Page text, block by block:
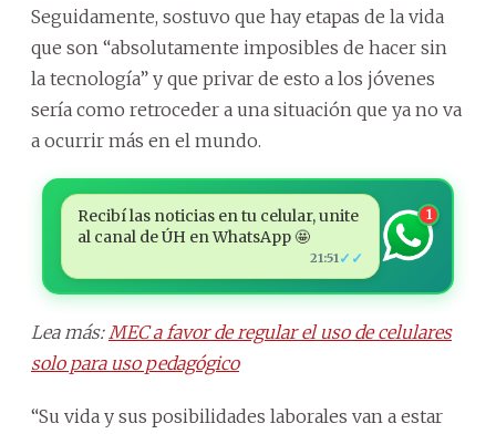
Seguidamente, sostuvo que hay etapas de la vida
que son “absolutamente imposibles de hacer sin
la tecnología” y que privar de esto a los jóvenes
sería como retroceder a una situación que ya no va
a ocurrir más en el mundo.
Recibí las noticias en tu celular, unite
al canal de ÚH en WhatsApp 🤩
21:51 ✓✓
1
Lea más: MEC a favor de regular el uso de celulares
solo para uso pedagógico
“Su vida y sus posibilidades laborales van a estar